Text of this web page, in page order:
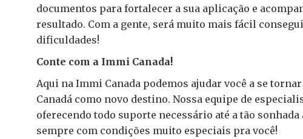
documentos para fortalecer a sua aplicação e
resultado. Com a gente, será muito mais fácil
dificuldades!
Conte com a Immi Canada!
Aqui na Immi Canada podemos ajudar você a se
Canadá como novo destino. Nossa equipe de
oferecendo todo suporte necessário até a tão
sempre com condições muito especiais pra você!